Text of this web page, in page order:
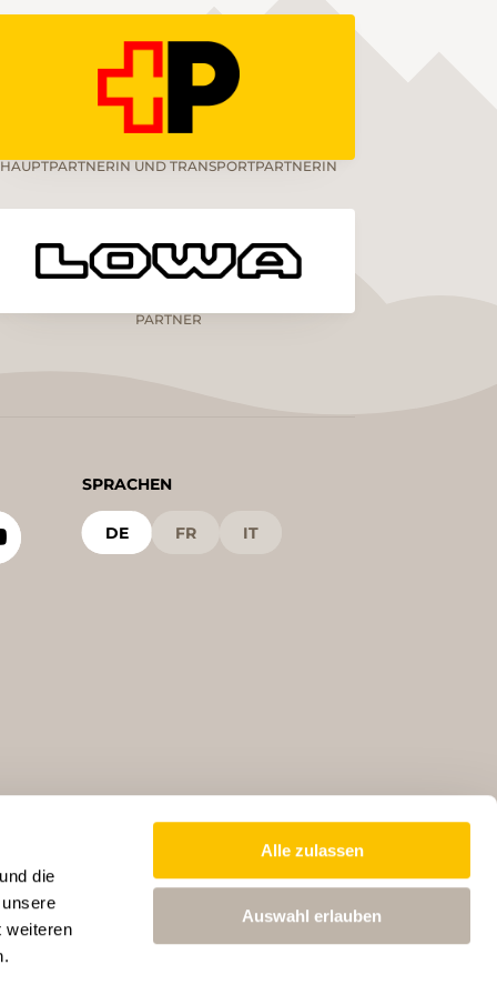
die
weiteren
Alle zulassen
Auswahl erlauben
HAUPTPARTNERIN UND TRANSPORTPARTNERIN
PARTNER
SPRACHEN
DE FR IT